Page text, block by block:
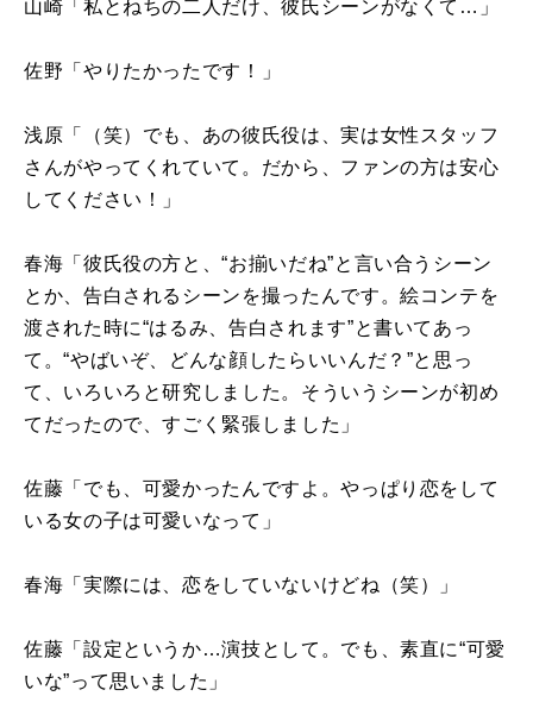
山崎「私とねちの二人だけ、彼氏シーンがなくて…」
佐野「やりたかったです！」
浅原「（笑）でも、あの彼氏役は、実は女性スタッフ
さんがやってくれていて。だから、ファンの方は安心
してください！」
春海「彼氏役の方と、“お揃いだね”と言い合うシーン
とか、告白されるシーンを撮ったんです。絵コンテを
渡された時に“はるみ、告白されます”と書いてあっ
て。“やばいぞ、どんな顔したらいいんだ？”と思っ
て、いろいろと研究しました。そういうシーンが初め
てだったので、すごく緊張しました」
佐藤「でも、可愛かったんですよ。やっぱり恋をして
いる女の子は可愛いなって」
春海「実際には、恋をしていないけどね（笑）」
佐藤「設定というか…演技として。でも、素直に“可愛
いな”って思いました」